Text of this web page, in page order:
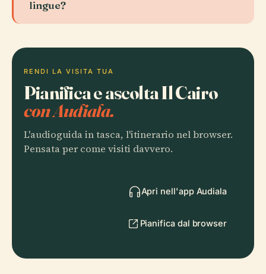
lingue?
RENDI LA VISITA TUA
Pianifica e ascolta Il Cairo
con Audiala.
L'audioguida in tasca, l'itinerario nel browser.
Pensata per come visiti davvero.
Apri nell'app Audiala
Pianifica dal browser